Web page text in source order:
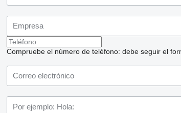
Compruebe el número de teléfono: debe seguir el